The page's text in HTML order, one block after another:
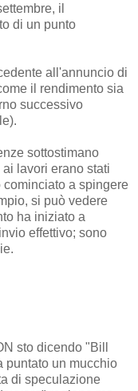
il
di un punto
all'annuncio di
il rendimento sia
successivo
sottostimano
lavori erano stati
a spingere
si può vedere
ha iniziato a
effettivo; sono
sto dicendo "Bill
puntato un mucchio
di speculazione